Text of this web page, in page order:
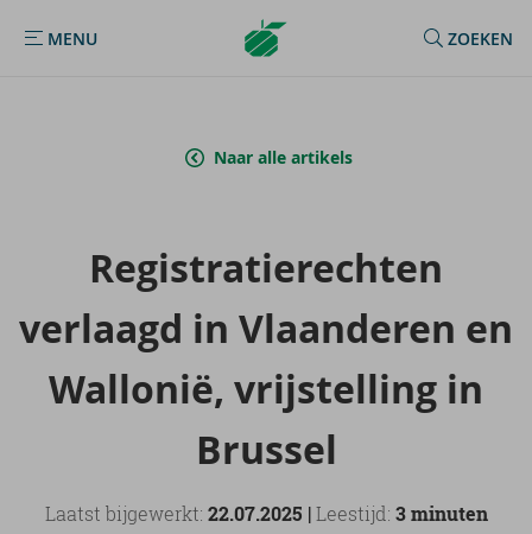
MENU
MENU
Argenta
Homepage
ZOEKEN
Naar alle artikels
Re­gi­stra­tie­rech­ten
ver­laagd in Vlaan­de­ren en
Wal­lo­nië, vrij­stel­ling in
Brus­sel
Laatst bijgewerkt: 22.07.2025 |Leestijd: 3 minuten